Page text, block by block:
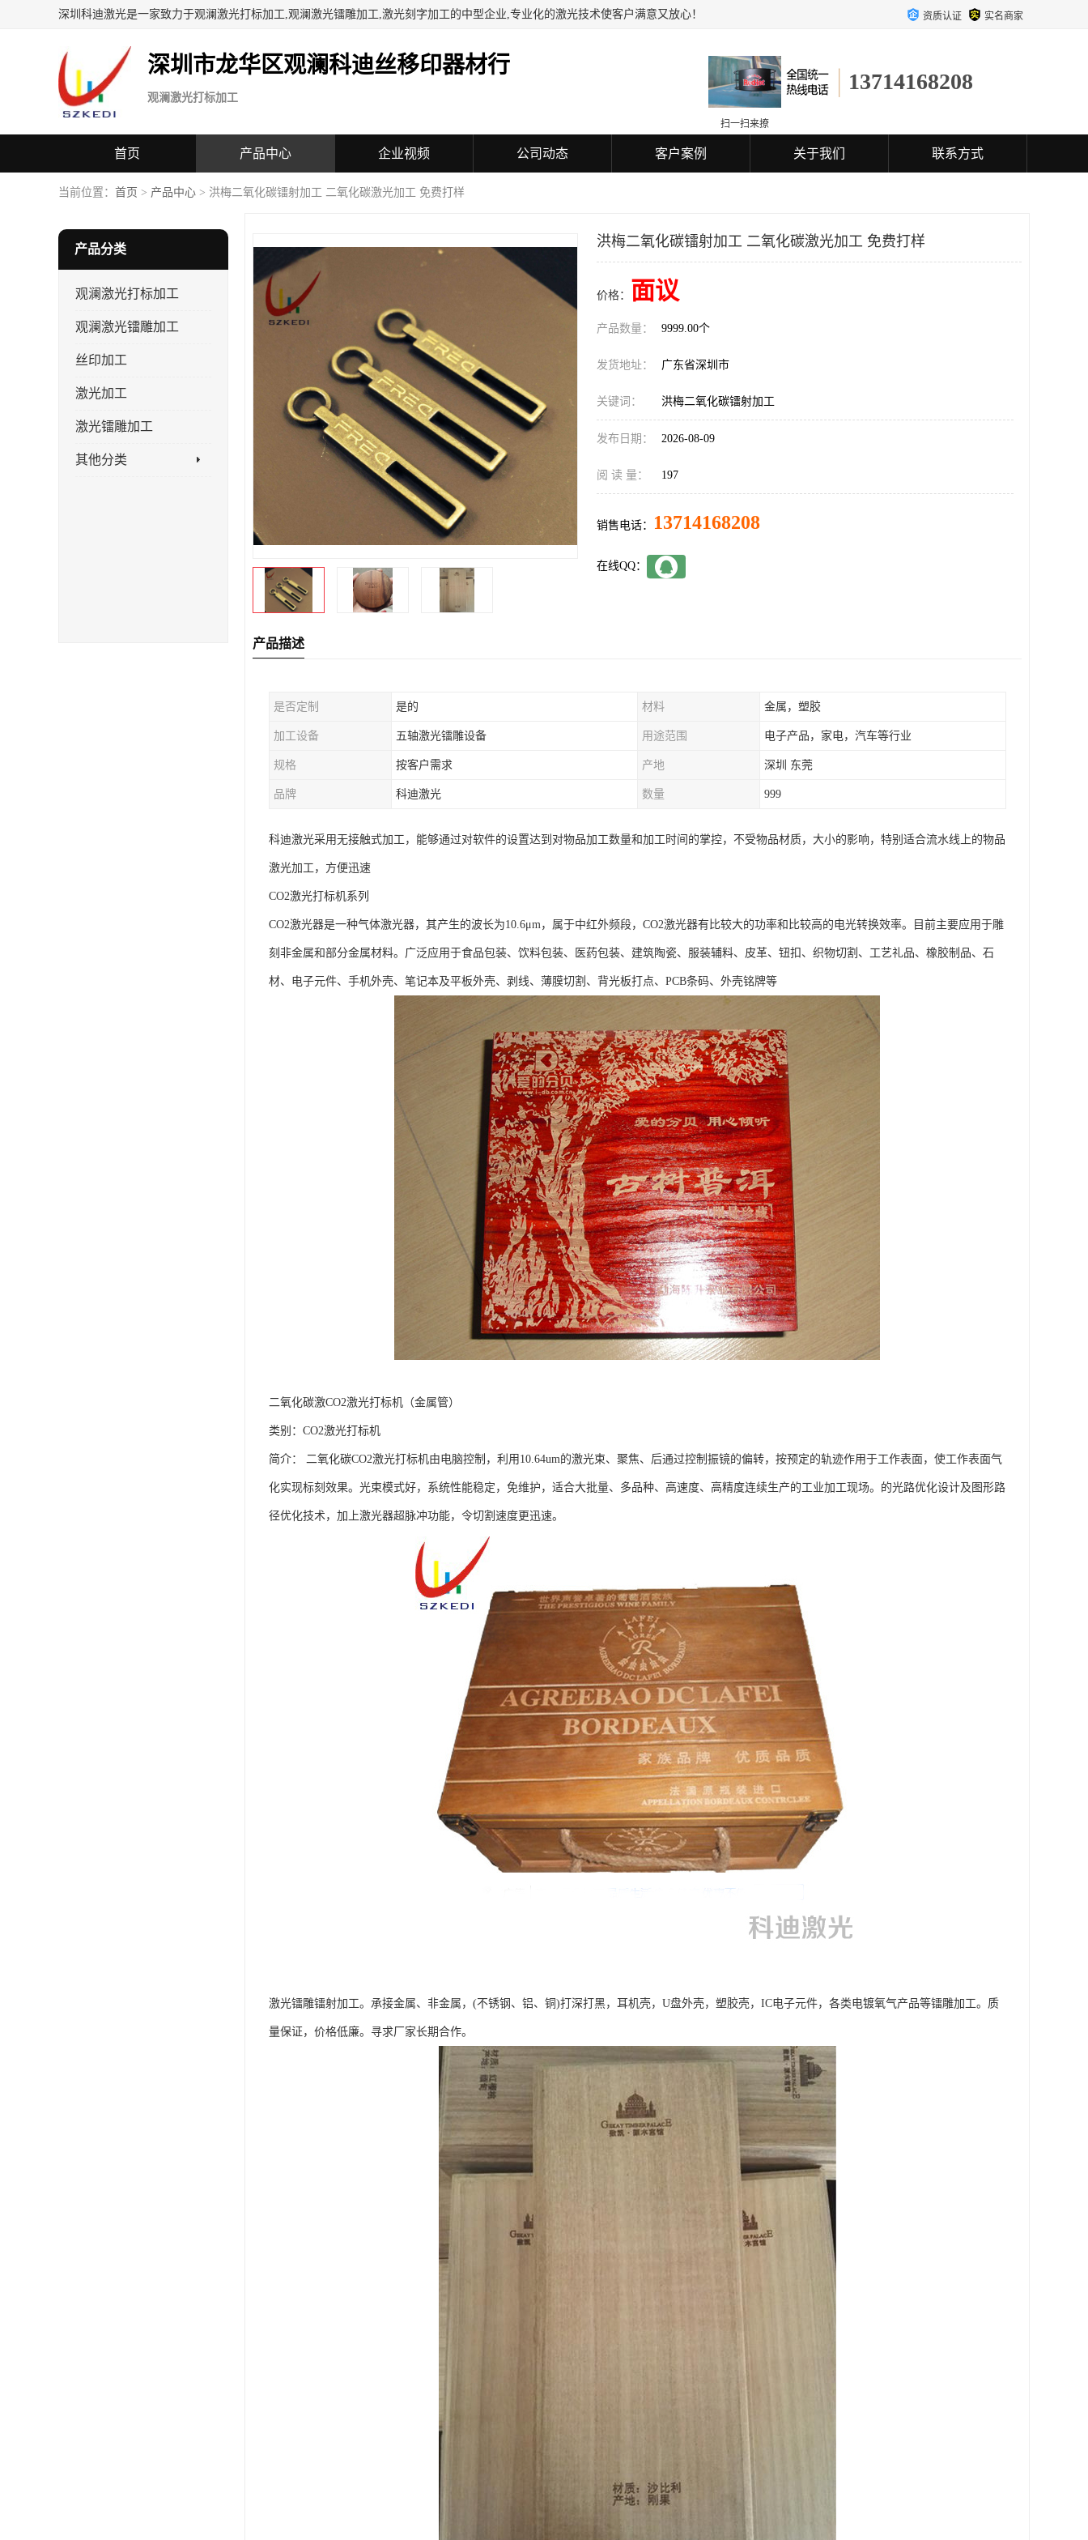
深圳科迪激光是一家致力于观澜激光打标加工,观澜激光镭雕加工,激光刻字加工的中型企业,专业化的激光技术使客户满意又放心！ 资质认证 实名商家
深圳市龙华区观澜科迪丝移印器材行
观澜激光打标加工
13714168208
扫一扫来撩
首页 产品中心 企业视频 公司动态 客户案例 关于我们 联系方式
当前位置： 首页 > 产品中心 > 洪梅二氧化碳镭射加工 二氧化碳激光加工 免费打样
产品分类
观澜激光打标加工
观澜激光镭雕加工
丝印加工
激光加工
激光镭雕加工
其他分类
洪梅二氧化碳镭射加工 二氧化碳激光加工 免费打样
价格： 面议
产品数量： 9999.00个
发货地址： 广东省深圳市
关键词： 洪梅二氧化碳镭射加工
发布日期： 2026-08-09
阅 读 量： 197
销售电话： 13714168208
在线QQ：
产品描述
是否定制 是的 材料 金属，塑胶
加工设备 五轴激光镭雕设备 用途范围 电子产品，家电，汽车等行业
规格 按客户需求 产地 深圳 东莞
品牌 科迪激光 数量 999
科迪激光采用无接触式加工，能够通过对软件的设置达到对物品加工数量和加工时间的掌控，不受物品材质，大小的影响，特别适合流水线上的物品
激光加工，方便迅速
CO2激光打标机系列
CO2激光器是一种气体激光器，其产生的波长为10.6μm，属于中红外频段，CO2激光器有比较大的功率和比较高的电光转换效率。目前主要应用于雕
刻非金属和部分金属材料。广泛应用于食品包装、饮料包装、医药包装、建筑陶瓷、服装辅料、皮革、钮扣、织物切割、工艺礼品、橡胶制品、石
材、电子元件、手机外壳、笔记本及平板外壳、剥线、薄膜切割、背光板打点、PCB条码、外壳铭牌等
二氧化碳激CO2激光打标机（金属管）
类别：CO2激光打标机
简介： 二氧化碳CO2激光打标机由电脑控制，利用10.64um的激光束、聚焦、后通过控制振镜的偏转，按预定的轨迹作用于工作表面，使工作表面气
化实现标刻效果。光束模式好，系统性能稳定，免维护，适合大批量、多品种、高速度、高精度连续生产的工业加工现场。的光路优化设计及图形路
径优化技术，加上激光器超脉冲功能，令切割速度更迅速。
激光镭雕镭射加工。承接金属、非金属，(不锈钢、铝、铜)打深打黑，耳机壳，U盘外壳，塑胶壳，IC电子元件，各类电镀氧气产品等镭雕加工。质
量保证，价格低廉。寻求厂家长期合作。